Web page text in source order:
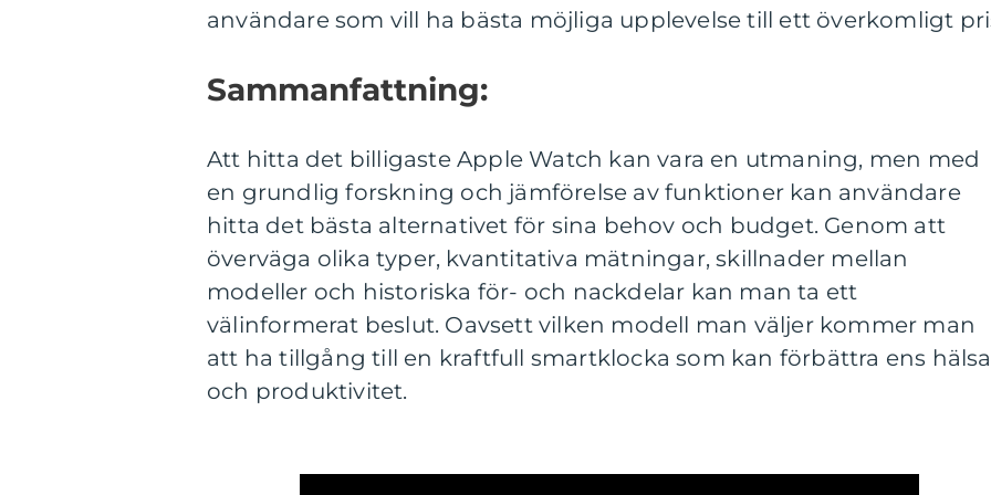
användare som vill ha bästa möjliga upplevelse till ett överkomligt
Sammanfattning:
Att hitta det billigaste Apple Watch kan vara en utmaning, men med
en grundlig forskning och jämförelse av funktioner kan användare
hitta det bästa alternativet för sina behov och budget. Genom att
överväga olika typer, kvantitativa mätningar, skillnader mellan
modeller och historiska för- och nackdelar kan man ta ett
välinformerat beslut. Oavsett vilken modell man väljer kommer man
att ha tillgång till en kraftfull smartklocka som kan förbättra ens hälsa
och produktivitet.